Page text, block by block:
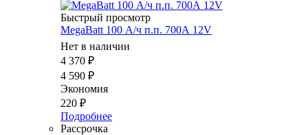
Быстрый просмотр
MegaBatt 100 А/ч п.п. 700А 12V
Нет в наличии
4 370 ₽
4 590 ₽
Экономия
220 ₽
Подробнее
Рассрочка